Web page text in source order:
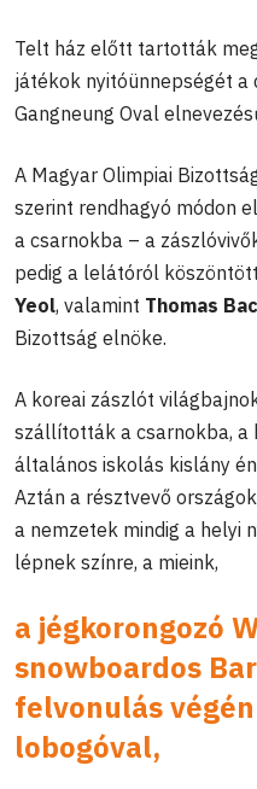
Telt ház előtt tartották
játékok nyitóünnepségét a
Gangneung Oval
A Magyar Olimpiai
szerint rendhagyó módon
a csarnokba – a
pedig a lelátóról
Yeol, valamint Thomas
Bizottság elnöke.
A koreai zászlót
szállították a csarnokba, a
általános iskolás kislány
Aztán a résztvevő
a nemzetek mindig a helyi
lépnek színre, a mieink,
a jégkorongozó
snowboardos
felvonulás
lobogóval,